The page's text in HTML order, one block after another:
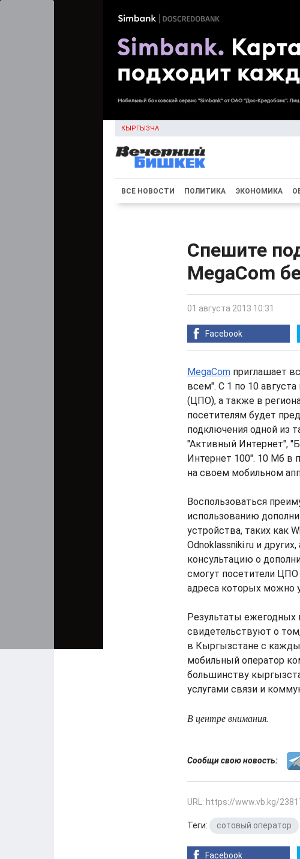
КЫРГЫЗЧА
ВСЕ НОВОСТИ ПОЛИТИКА ЭКОНОМИКА
Спешите
MegaCom
01 августа 2013 10:31
Facebook
MegaCom приглашает
всем". С 1 по 10
(ЦПО), а также в
посетителям будет
подключения одной из
"Активный Интернет",
Интернет 100". 10 Мб в
на своем мобильном
Воспользоваться
использованию
устройства, таких как
Odnoklassniki.ru и
консультацию о
смогут посетители ЦПО
адреса которых можно
Результаты ежегодных
свидетельствуют о
в Кыргызстане с
мобильный оператор
большинству
услугами связи и
В центре внимания.
Сообщи свою новость:
URL: https://www.vb.kg/
Теги: сотовый оператор
Facebook